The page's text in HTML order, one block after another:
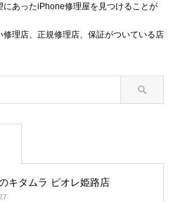
にあったiPhone修理屋を見つけることが
理店、正規修理店、保証がついている店
キタムラ ピオレ姫路店